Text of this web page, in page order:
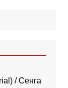
/ Сенга